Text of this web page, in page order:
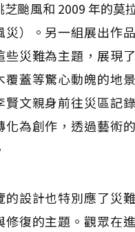
芝颱風和 2009 年的莫
災）。另一組展出作
些災難為主題，展現
覆蓋等驚心動魄的地
賢文親身前往災區記
化為創作，透過藝術
的設計也特別應了災
修復的主題。觀眾在